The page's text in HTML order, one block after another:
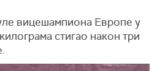
вицешампиона Европе у
стигао након три